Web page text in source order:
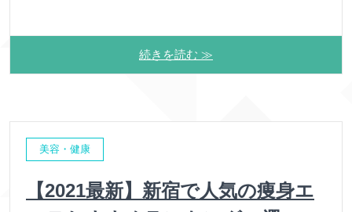
続きを読む ≫
美容・健康
【2021最新】新宿で人気の痩身エ